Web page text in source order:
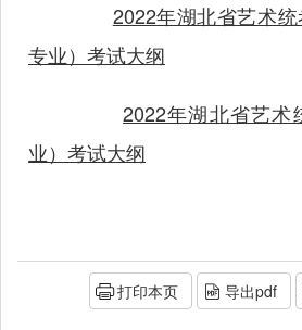
2022年湖北省艺术
专业）考试大纲
2022年湖北省艺术
业）考试大纲
打印本页 导出pdf